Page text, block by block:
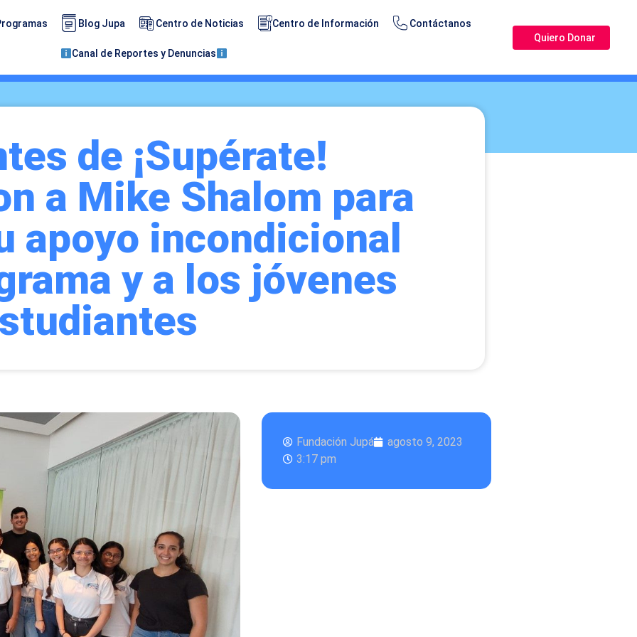
Blog Jupa Centro de Noticias Centro de Información Contáctanos
Canal de Reportes y Denuncias
Quiero Donar
de ¡Supérate!
a Mike Shalom para
apoyo incondicional
y a los jóvenes
Fundación Jupá
agosto 9, 2023
3:17 pm